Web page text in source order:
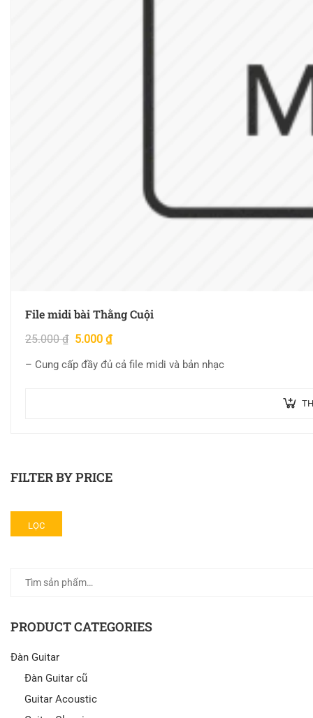
File midi bài Thằng Cuội
25.000₫ 5.000 ₫
– Cung cấp đầy đủ cả file midi và bản nhạc
FILTER BY PRICE
LỌC
PRODUCT CATEGORIES
Đàn Guitar
Đàn Guitar cũ
Guitar Acoustic